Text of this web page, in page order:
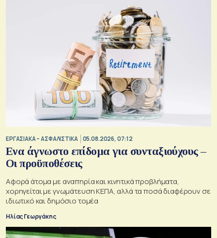
ΕΡΓΑΣΙΑΚΑ – ΑΣΦΑΛΙΣΤΙΚΑ 05.08.2026, 07:12
Ενα άγνωστο επίδομα για συνταξιούχους –
Οι προϋποθέσεις
Αφορά άτομα με αναπηρία και κινητικά προβλήματα,
χορηγείται με γνωμάτευση ΚΕΠΑ, αλλά τα ποσά διαφέρουν σε
ιδιωτικό και δημόσιο τομέα
Ηλίας Γεωργάκης